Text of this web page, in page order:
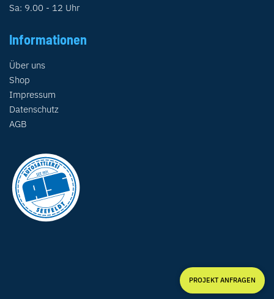
Sa: 9.00 - 12 Uhr
Informationen
Über uns
Shop
Impressum
Datenschutz
AGB
PROJEKT ANFRAGEN